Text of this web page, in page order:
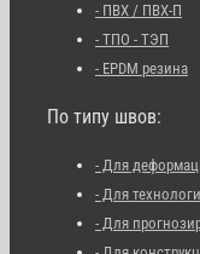
- ПВХ / ПВХ-П
- ТПО - ТЭП
- EPDM резина
По типу швов:
- Для
- Для
- Для